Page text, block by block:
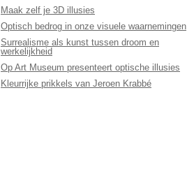
Maak zelf je 3D illusies
Optisch bedrog in onze visuele waarnemingen
Surrealisme als kunst tussen droom en
werkelijkheid
Op Art Museum presenteert optische illusies
Kleurrijke prikkels van Jeroen Krabbé